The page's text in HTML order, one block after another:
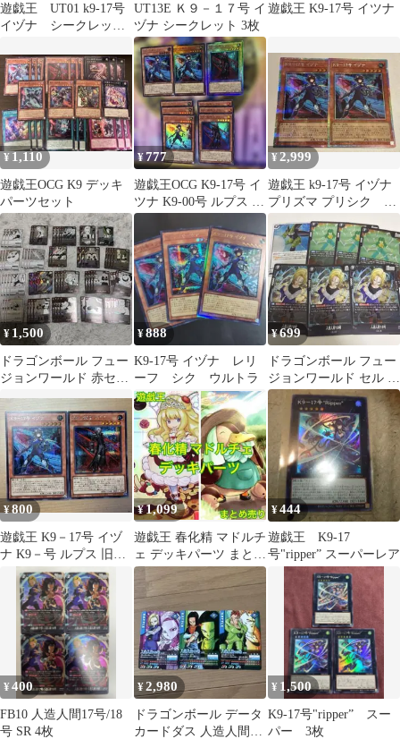
遊戯王 UT01 k9-17号
イヅナ シークレッ
UT13E Ｋ９－１７号 イ
ヅナ シークレット 3枚
遊戯王 K9-17号 イツナ
¥ 1,110
遊戯王OCG K9 デッキ
パーツセット
¥777
遊戯王OCG K9-17号 イ
ツナ K9-00号 ルプス セ
ット
¥2,999
遊戯王 k9-17号 イヅナ
プリズマ プリシク 2
¥ 1,500
ドラゴンボール フュー
ジョンワールド 赤セ
ル デッキパーツセッ
ト
¥888
K9-17号 イヅナ レリ
ーフ シク ウルトラ
¥699
ドラゴンボール フュー
ジョンワールド セル デ
ッキパーツ
¥800
遊戯王 K9－17号 イヅ
ナ K9－号 ルプス 旧版
シークレット シク
¥1,099
遊戯王 春化精 マドルチ
ェ デッキパーツ まとめ
売り
¥444
遊戯王 K9-17
号"ripper” スーパーレア
¥400
FB10 人造人間17号/18
号 SR 4枚
¥2,980
ドラゴンボール データ
カードダス 人造人間16
¥ 1,500
K9-17号"ripper” スー
パー 3枚